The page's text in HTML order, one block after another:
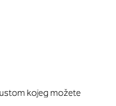
kojeg možete